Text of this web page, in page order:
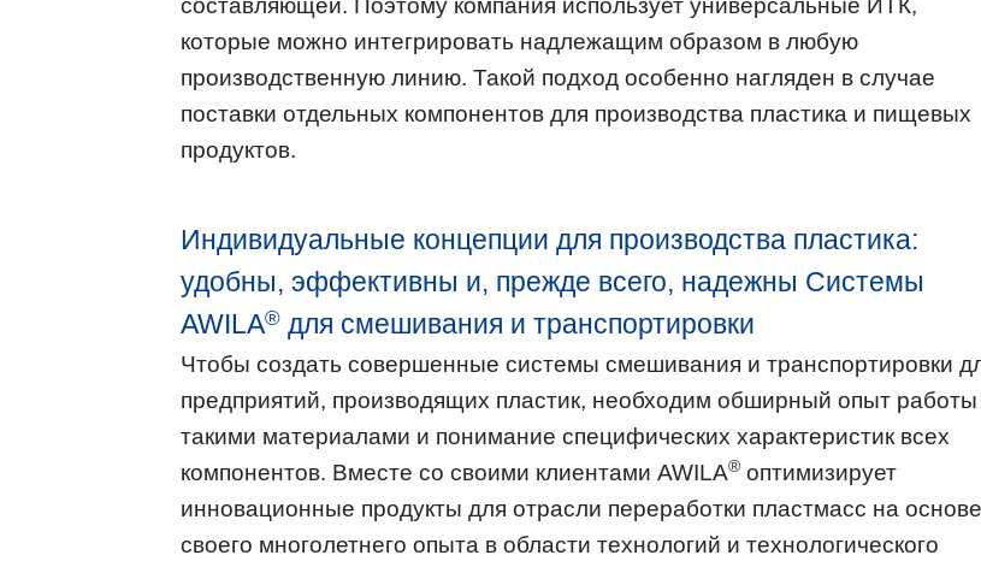
составляющей. Поэтому компания использует универсальные ИТК,
которые можно интегрировать надлежащим образом в любую
производственную линию. Такой подход особенно нагляден в случае
поставки отдельных компонентов для производства пластика и пищевых
продуктов.
Индивидуальные концепции для производства пластика:
удобны, эффективны и, прежде всего, надежны Системы
AWILA® для смешивания и транспортировки
Чтобы создать совершенные системы смешивания и транспортировки
предприятий, производящих пластик, необходим обширный опыт работы
такими материалами и понимание специфических характеристик всех
компонентов. Вместе со своими клиентами AWILA® оптимизирует
инновационные продукты для отрасли переработки пластмасс на основе
своего многолетнего опыта в области технологий и технологического